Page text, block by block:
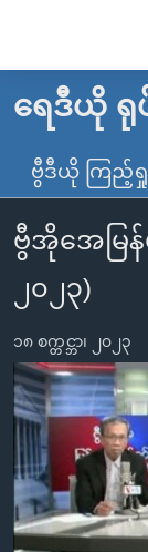
လွယ်ကူ
သည့်
Link
များ
ပင်မ
သို့
ကျော်
ကြည့်
ရန်
ပင်မ
အ
ညွန်း
မူလစာမျက်နှာ
မြန်မာ
ကမ္ဘာ့သတင်းများ
နိုင်ငံတကာ
အမေရိကန်
အစ္စရေး-ပါလက်
ဗွီဒီယို
သတင်းလွတ်လပ်
ရပ်ဝန်းတခု လမ်
အင်္ဂလိပ်စာလေ့
အမေရိကန်သုံး
မကြေးမုံရဲ့ အင်္ဂလိ
ရုပ်ရှင်ထဲက အင်္ဂ
သုတပဒေသာ အင်္
အပတ်စဉ်ကဏ္ဍမျ
ရေဒီယို
တီဗွီ
ရေဒီယိုနှင့်ရုပ်သံ
ရေဒီယို/တီဗွီအစီ
Learning
ရေဒီယို
ဗွီဒီယို ကြည့်ရှု
ဗွီအိုအေမြ
၂၀၂၃)
၁၈ စက္တင္ဘာ၊ ၂၀၂၃
No